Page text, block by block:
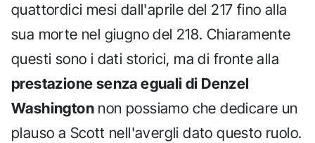
quattordici mesi dall'aprile del 217 fino alla
sua morte nel giugno del 218. Chiaramente
questi sono i dati storici, ma di fronte alla
prestazione senza eguali di Denzel
Washington non possiamo che dedicare un
plauso a Scott nell'avergli dato questo ruolo.